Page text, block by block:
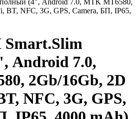
(4", Android 7.0, MTK MT6580,
BT, NFC, 3G, GPS, Camera, БП, IP65,
Android 7.0,
2Gb/16Gb, 2D
NFC, 3G, GPS,